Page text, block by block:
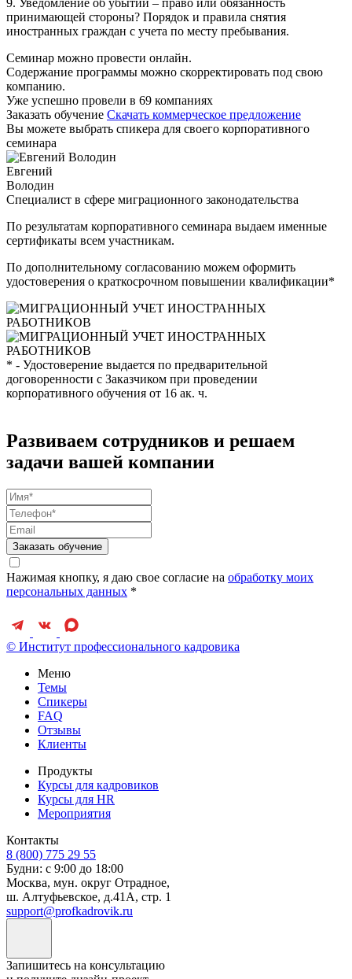
принимающей стороны? Порядок и правила снятия
иностранных граждан с учета по месту пребывания.
Семинар можно провести онлайн.
Содержание программы можно скорректировать под свою
компанию.
Уже успешно провели в 69 компаниях
Заказать обучение Скачать коммерческое предложение
Вы можете выбрать спикера для своего корпоративного
семинара
Евгений
Володин
Специалист в сфере миграционного законодательства
По результатам корпоративного семинара выдаем именные
сертификаты всем участникам.
По дополнительному согласованию можем оформить
удостоверения о краткосрочном повышении квалификации*
* - Удостоверение выдается по предварительной
договоренности с Заказчиком при проведении
корпоративного обучения от 16 ак. ч.
Развиваем сотрудников и решаем
задачи вашей компании
Заказать обучение
Нажимая кнопку, я даю свое согласие на обработку моих
персональных данных *
© Институт профессионального кадровика
Меню
Темы
Спикеры
FAQ
Отзывы
Клиенты
Продукты
Курсы для кадровиков
Курсы для HR
Мероприятия
Контакты
8 (800) 775 29 55
Будни: с 9:00 до 18:00
Москва, мун. округ Отрадное,
ш. Алтуфьевское, д.41А, стр. 1
support@profkadrovik.ru
Запишитесь на консультацию